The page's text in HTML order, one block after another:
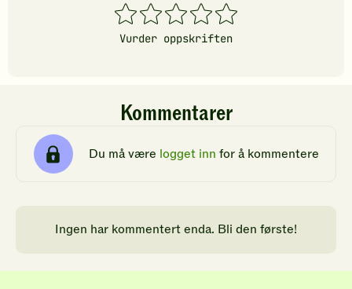
1
stjerner
2
stjerner
3
stjerner
4
stjerner
5
stjerner
Vurder oppskriften
Kommentarer
Du må være logget inn for å kommentere
Ingen har kommentert enda. Bli den første!